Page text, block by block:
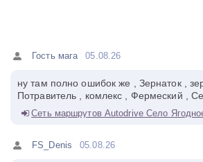
Гость мага 05.08.26
ну там полно ошибок же , Зернаток ,
Потравитель , комлекс , Фермеский ,
Сеть маршрутов Autodrive Село
FS_Denis 05.08.26